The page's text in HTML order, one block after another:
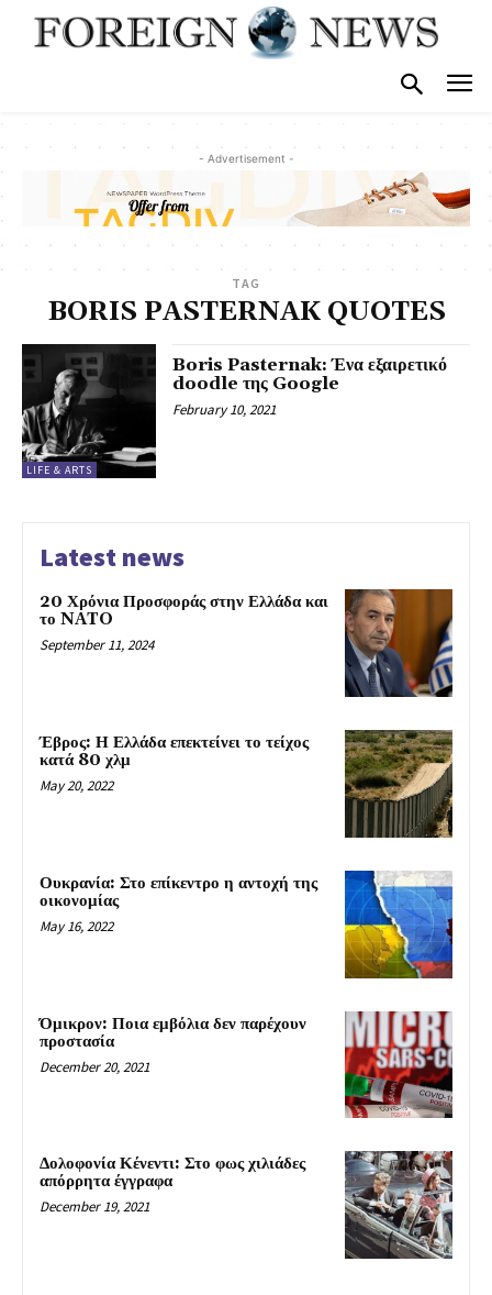
- Advertisement -
TAG
BORIS PASTERNAK QUOTES
LIFE & ARTS
Boris Pasternak: Ένα εξαιρετικό
doodle της Google
February 10, 2021
Latest news
20 Χρόνια Προσφοράς στην Ελλάδα και
το NATO
September 11, 2024
Έβρος: Η Ελλάδα επεκτείνει το τείχος
κατά 80 χλμ
May 20, 2022
Ουκρανία: Στο επίκεντρο η αντοχή της
οικονομίας
May 16, 2022
Όμικρον: Ποια εμβόλια δεν παρέχουν
προστασία
December 20, 2021
Δολοφονία Κένεντι: Στο φως χιλιάδες
απόρρητα έγγραφα
December 19, 2021